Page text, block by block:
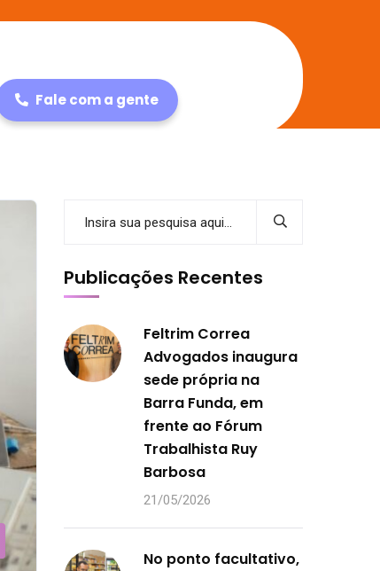
Fale com a gente
Publicações Recentes
Feltrim Correa
Advogados inaugura
sede própria na
Barra Funda, em
frente ao Fórum
Trabalhista Ruy
Barbosa
21/05/2026
No ponto facultativo,